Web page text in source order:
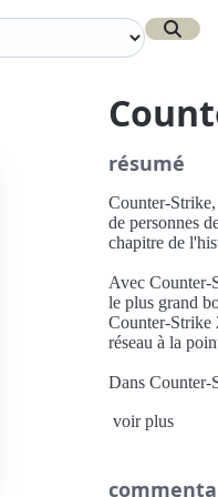
résumé
Counter-
de personnes
chapitre de
Avec Counter-
le plus grand
Counter-Strike
réseau à la
Dans Counter-
des
voir plus